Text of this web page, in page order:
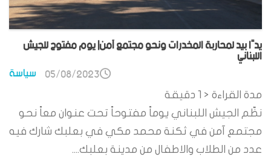
يدًا بيد لمحاربة المخدرات ونحو مجتمع آمن| يوم مفتوح للجيش
اللبناني
سياسة 05/08/2023
مدة القراءة < 1
دقيقة
نظّم الجيش اللبناني يوماً مفتوحاً تحت عنوان معاً نحو
مجتمع آمن في ثكنة محمد مكي في بعلبك شارك فيه
عدد من الطلاب والاطفال من مدينة بعلبك....